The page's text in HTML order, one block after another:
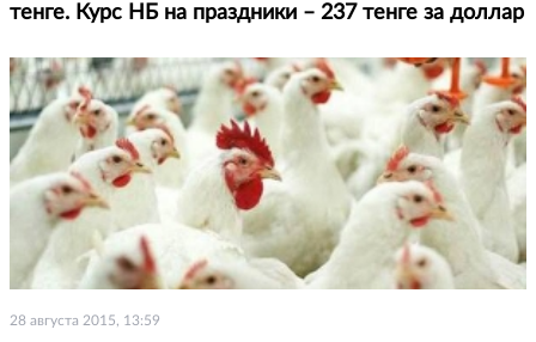
тенге. Курс НБ на праздники – 237 тенге за доллар
28 августа 2015, 13:59